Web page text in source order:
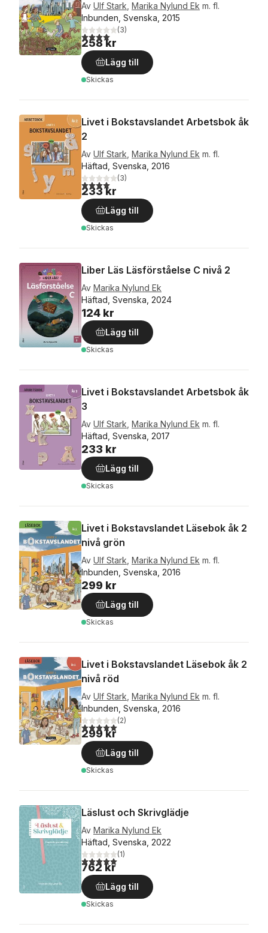
Av Ulf Stark Marika Nylund Ek m. fl.
Inbunden, Svenska, 2015
4,0utav 5 stjärnor. Totalt antal röster:
(3)
258 kr
Lägg till
Skickas
Livet i Bokstavslandet Arbetsbok åk
2
Av Ulf Stark Marika Nylund Ek m. fl.
Häftad, Svenska, 2016
4,0utav 5 stjärnor. Totalt antal röster:
(3)
233 kr
Lägg till
Skickas
Liber Läs Läsförståelse C nivå 2
Av Marika Nylund Ek
Häftad, Svenska, 2024
124 kr
Lägg till
Skickas
Livet i Bokstavslandet Arbetsbok åk
3
Av Ulf Stark Marika Nylund Ek m. fl.
Häftad, Svenska, 2017
233 kr
Lägg till
Skickas
Livet i Bokstavslandet Läsebok åk 2
nivå grön
Av Ulf Stark Marika Nylund Ek m. fl.
Inbunden, Svenska, 2016
299 kr
Lägg till
Skickas
Livet i Bokstavslandet Läsebok åk 2
nivå röd
Av Ulf Stark Marika Nylund Ek m. fl.
Inbunden, Svenska, 2016
5,0utav 5 stjärnor. Totalt antal röster:
(2)
299 kr
Lägg till
Skickas
Läslust och Skrivglädje
Av Marika Nylund Ek
Häftad, Svenska, 2022
5,0utav 5 stjärnor. Totalt antal röster:
(1)
762 kr
Lägg till
Skickas